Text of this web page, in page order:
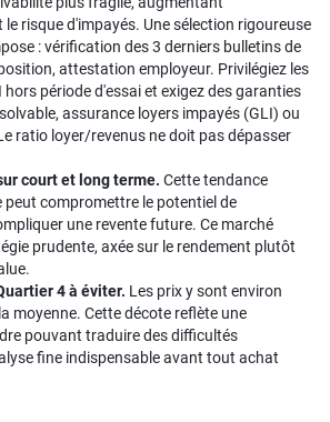
risque d'impayés. Une sélection rigoureuse
: vérification des 3 derniers bulletins de
attestation employeur. Privilégiez les
hors période d'essai et exigez des garanties
assurance loyers impayés (GLI) ou
ratio loyer/revenus ne doit pas dépasser
court et long terme. Cette tendance
peut compromettre le potentiel de
une revente future. Ce marché
prudente, axée sur le rendement plutôt
4 à éviter. Les prix y sont environ
moyenne. Cette décote reflète une
pouvant traduire des difficultés
fine indispensable avant tout achat